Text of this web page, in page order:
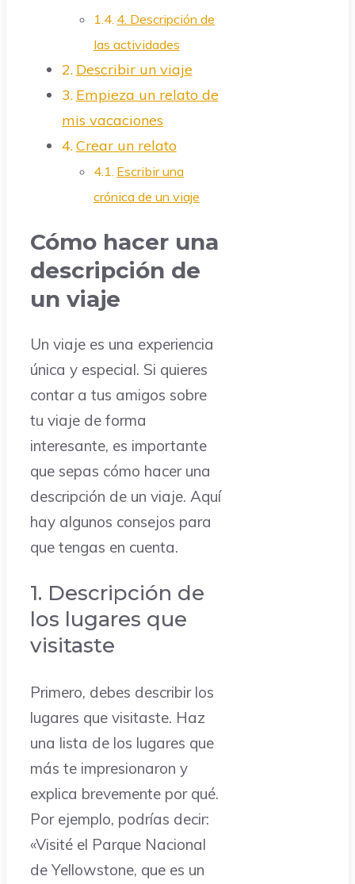
4. Descripción de
las actividades
Describir un viaje
Empieza un relato de
mis vacaciones
Crear un relato
Escribir una
crónica de un viaje
Cómo hacer una
descripción de
un viaje
Un viaje es una experiencia
única y especial. Si quieres
contar a tus amigos sobre
tu viaje de forma
interesante, es importante
que sepas cómo hacer una
descripción de un viaje. Aquí
hay algunos consejos para
que tengas en cuenta.
1. Descripción de
los lugares que
visitaste
Primero, debes describir los
lugares que visitaste. Haz
una lista de los lugares que
más te impresionaron y
explica brevemente por qué.
Por ejemplo, podrías decir:
«Visité el Parque Nacional
de Yellowstone, que es un